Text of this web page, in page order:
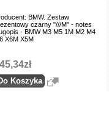
BMW. Zestaw
czarny "///M" - notes
- BMW M3 M5 1M M2 M4
X6M X5M